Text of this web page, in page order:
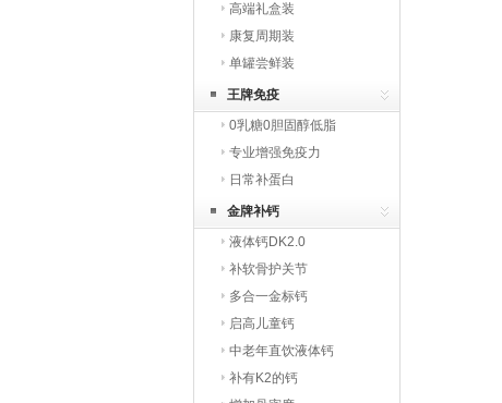
高端礼盒装
康复周期装
单罐尝鲜装
王牌免疫
0乳糖0胆固醇低脂
专业增强免疫力
日常补蛋白
金牌补钙
液体钙DK2.0
补软骨护关节
多合一金标钙
启高儿童钙
中老年直饮液体钙
补有K2的钙